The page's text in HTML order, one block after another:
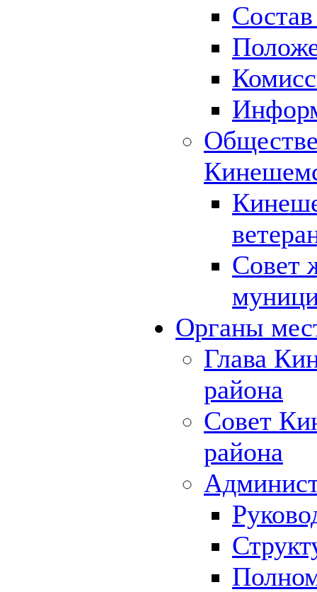
Совет
Органы
Глава
района
Совет
района